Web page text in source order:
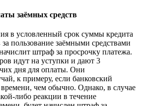
заёмных средств
в условленный срок суммы кредита
пользование заёмными средствами
штраф за просрочку платежа.
идут на уступки и дают 3
дня для оплаты. Они
к примеру, если банковский
чем обычно. Однако, в случае
либо реакции в течение